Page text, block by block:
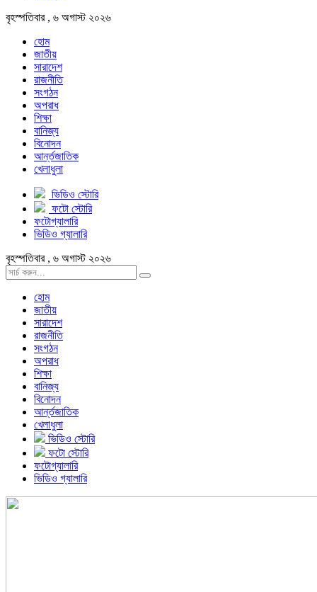
বৃহস্পতিবার , ৬ অগাস্ট ২০২৬
হোম
জাতীয়
সারাদেশ
রাজনীতি
সংগঠন
অপরাধ
শিক্ষা
বানিজ্য
বিনোদন
আর্ন্তজাতিক
খেলাধুলা
ভিডিও স্টোরি
ফটো স্টোরি
ফটোগ্যালারি
ভিডিও গ্যালারি
বৃহস্পতিবার , ৬ অগাস্ট ২০২৬
হোম
জাতীয়
সারাদেশ
রাজনীতি
সংগঠন
অপরাধ
শিক্ষা
বানিজ্য
বিনোদন
আর্ন্তজাতিক
খেলাধুলা
ভিডিও স্টোরি
ফটো স্টোরি
ফটোগ্যালারি
ভিডিও গ্যালারি